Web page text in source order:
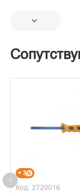
+ 3
Код: 2720016